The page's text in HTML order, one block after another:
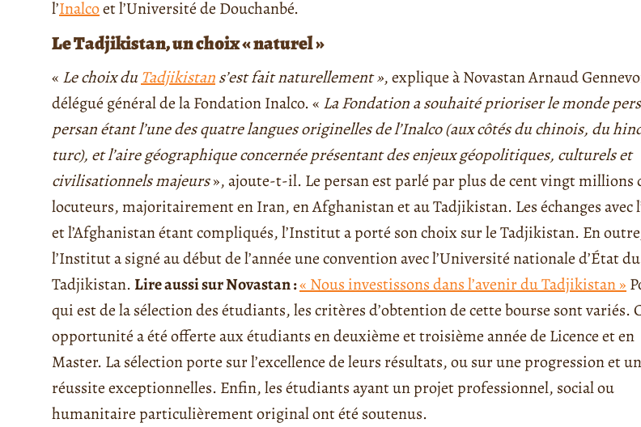
l’Inalcoet l’Université de Douchanbé.
Le Tadjikistan, un choix « naturel »
« Le choix duTadjikistans’est fait naturellement », explique à Novastan Arnaud
délégué général de la Fondation Inalco. « La Fondation a souhaité prioriser le monde
persan étant l’une des quatre langues originelles de l’Inalco (aux côtés duchinois, duh
turc), et l’aire géographique concernée présentant des enjeux géopolitiques, culturels et
civilisationnels majeurs», ajoute-t-il. Le persan est parlé par plus de cent vingt millions
locuteurs, majoritairement en Iran, en Afghanistan et au Tadjikistan. Les échanges avec
et l’Afghanistan étant compliqués, l’Institut a porté son choix sur le Tadjikistan. En
l’Institut a signé au début de l’année une convention avec l’Université nationale d’État du
Tadjikistan. Lire aussi sur Novastan :« Nous investissons dans l’avenir du Tadjikistan »
qui est de la sélection des étudiants, les critères d’obtention de cette bourse sont variés.
opportunité a été offerte aux étudiants en deuxième et troisième année de Licence et en
Master. La sélection porte sur l’excellence de leurs résultats, ou sur une progression et
réussite exceptionnelles. Enfin, les étudiants ayant un projet professionnel, social ou
humanitaire particulièrement original ont été soutenus.